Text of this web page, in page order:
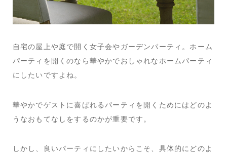
自宅の屋上や庭で開く女子会やガーデンパーティ。ホーム
パーティを開くのなら華やかでおしゃれなホームパーティ
にしたいですよね。
華やかでゲストに喜ばれるパーティを開くためにはどのよ
うなおもてなしをするのかが重要です。
しかし、良いパーティにしたいからこそ、具体的にどのよ